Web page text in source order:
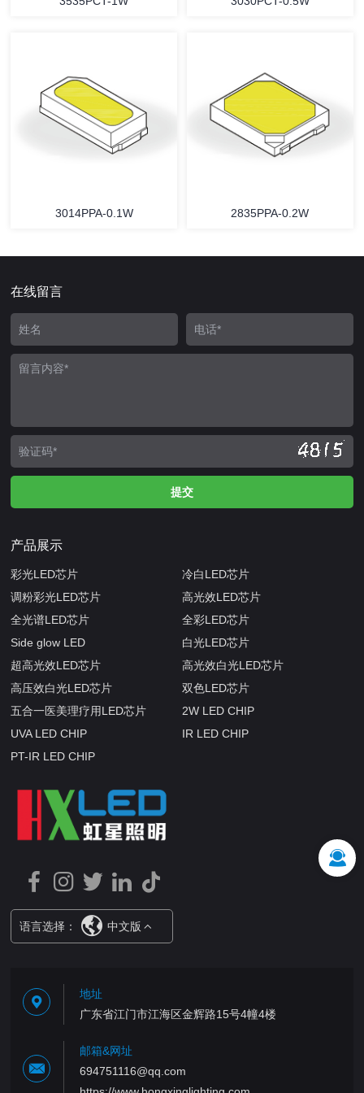
3014PPA-0.1W 2835PPA-0.2W
在线留言
产品展示
彩光LED芯片
冷白LED芯片
调粉彩光LED芯片
高光效LED芯片
全光谱LED芯片
全彩LED芯片
Side glow LED
白光LED芯片
超高光效LED芯片
高光效白光LED芯片
高压效白光LED芯片
双色LED芯片
五合一医美理疗用LED芯片
2W LED CHIP
UVA LED CHIP
IR LED CHIP
PT-IR LED CHIP
语言选择： 中文版
地址
广东省江门市江海区金辉路15号4幢4楼
邮箱&网址
694751116@qq.com